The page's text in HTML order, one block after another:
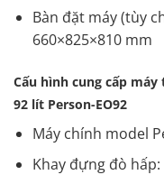
Bàn đặt máy (tùy
660×825×810 mm
Cấu hình cung cấp
92 lít Person-EO92
Máy chính model
Khay đựng đò hấp: